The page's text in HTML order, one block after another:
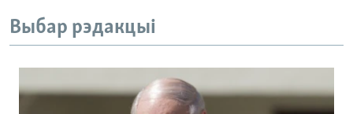
Выбар рэдакцыі